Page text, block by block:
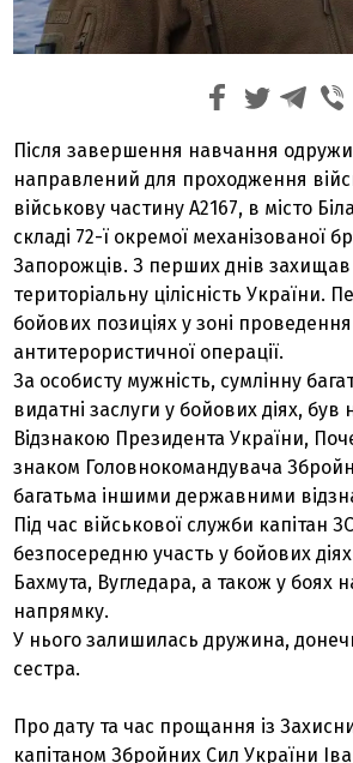
Після завершення навчання
направлений для проходження
військову частину А2167, в місто
складі 72-ї окремої механізованої
Запорожців. З перших днів захищав
територіальну цілісність України.
бойових позиціях у зоні проведення
антитерористичної операції.
За особисту мужність, сумлінну
видатні заслуги у бойових діях,
Відзнакою Президента України,
знаком Головнокомандувача
багатьма іншими державними
Під час військової служби капітан
безпосередню участь у бойових
Бахмута, Вугледара, а також у боях
напрямку.
У нього залишилась дружина,
сестра.
Про дату та час прощання із
капітаном Збройних Сил України